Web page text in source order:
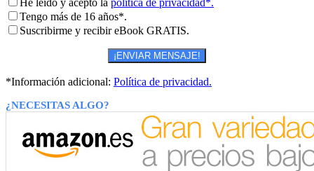
Tengo más de 16 años*.
Suscribirme y recibir eBook GRATIS.
*Información adicional: Política de privacidad.
¿NECESITAS ALGO?